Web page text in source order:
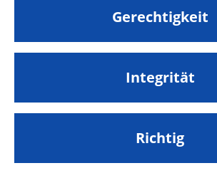
Gerechtigkeit
Integrität
Richtig